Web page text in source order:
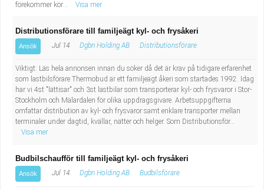
förekommer kör...
Visa mer
Distributionsförare till familjeägt kyl- och frysåkeri
Ansök Jul 14 Dgbn Holding AB Distributionsförare
Viktigt: Läs hela annonsen innan du söker då det är krav på tidigare erfarenhet
som lastbilsförare Thermobud är ett familjeägt åkeri som startades 1992. Idag
har vi 4st "lättisar" och 3st lastbilar som transporterar kyl- och frysvaror i Stor-
Stockholm och Mälardalen för olika uppdragsgivare. Arbetsuppgifterna
omfattar distribution av kyl- och frysvaror samt enklare transporter mellan
terminaler under dagtid, kvällar, nätter och helger. Som Distributionsför...
Visa mer
Budbilschaufför till familjeägt kyl- och frysåkeri
Ansök Jul 14 Dgbn Holding AB Budbilsförare